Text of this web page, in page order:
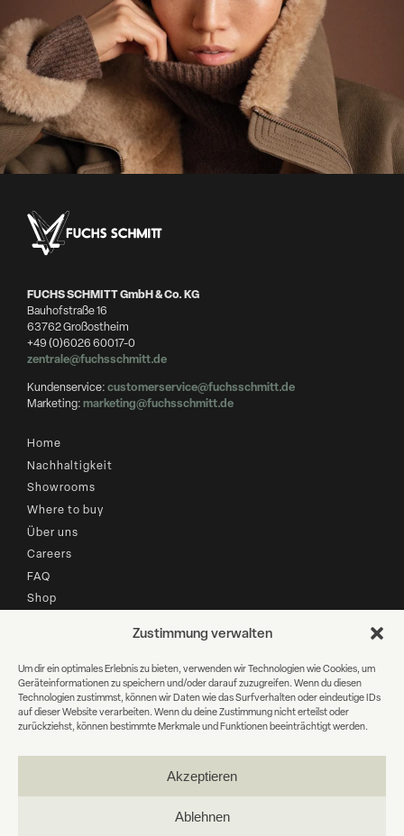
Zustimmung verwalten
Um dir ein optimales Erlebnis zu bieten, verwenden wir Technologien wie Cookies, um
Geräteinformationen zu speichern und/oder darauf zuzugreifen. Wenn du diesen
Technologien zustimmst, können wir Daten wie das Surfverhalten oder eindeutige IDs
auf dieser Website verarbeiten. Wenn du deine Zustimmung nicht erteilst oder
zurückziehst, können bestimmte Merkmale und Funktionen beeinträchtigt werden.
Akzeptieren
Ablehnen
FUCHS SCHMITT GmbH & Co. KG
Bauhofstraße 16
63762 Großostheim
+49 (0)6026 60017-0
zentrale@fuchsschmitt.de
Kundenservice:customerservice@fuchsschmitt.de
Marketing:marketing@fuchsschmitt.de
Home
Nachhaltigkeit
Showrooms
Where to buy
Über uns
Careers
FAQ
Shop
Newsletter Anmeldung
E-
Mail